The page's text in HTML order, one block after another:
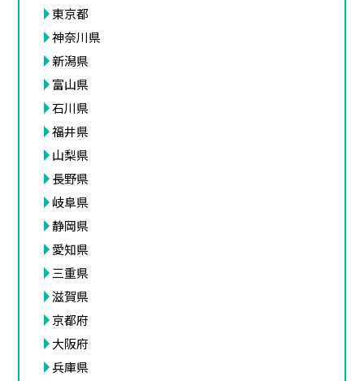
東京都
神奈川県
新潟県
富山県
石川県
福井県
山梨県
長野県
岐阜県
静岡県
愛知県
三重県
滋賀県
京都府
大阪府
兵庫県